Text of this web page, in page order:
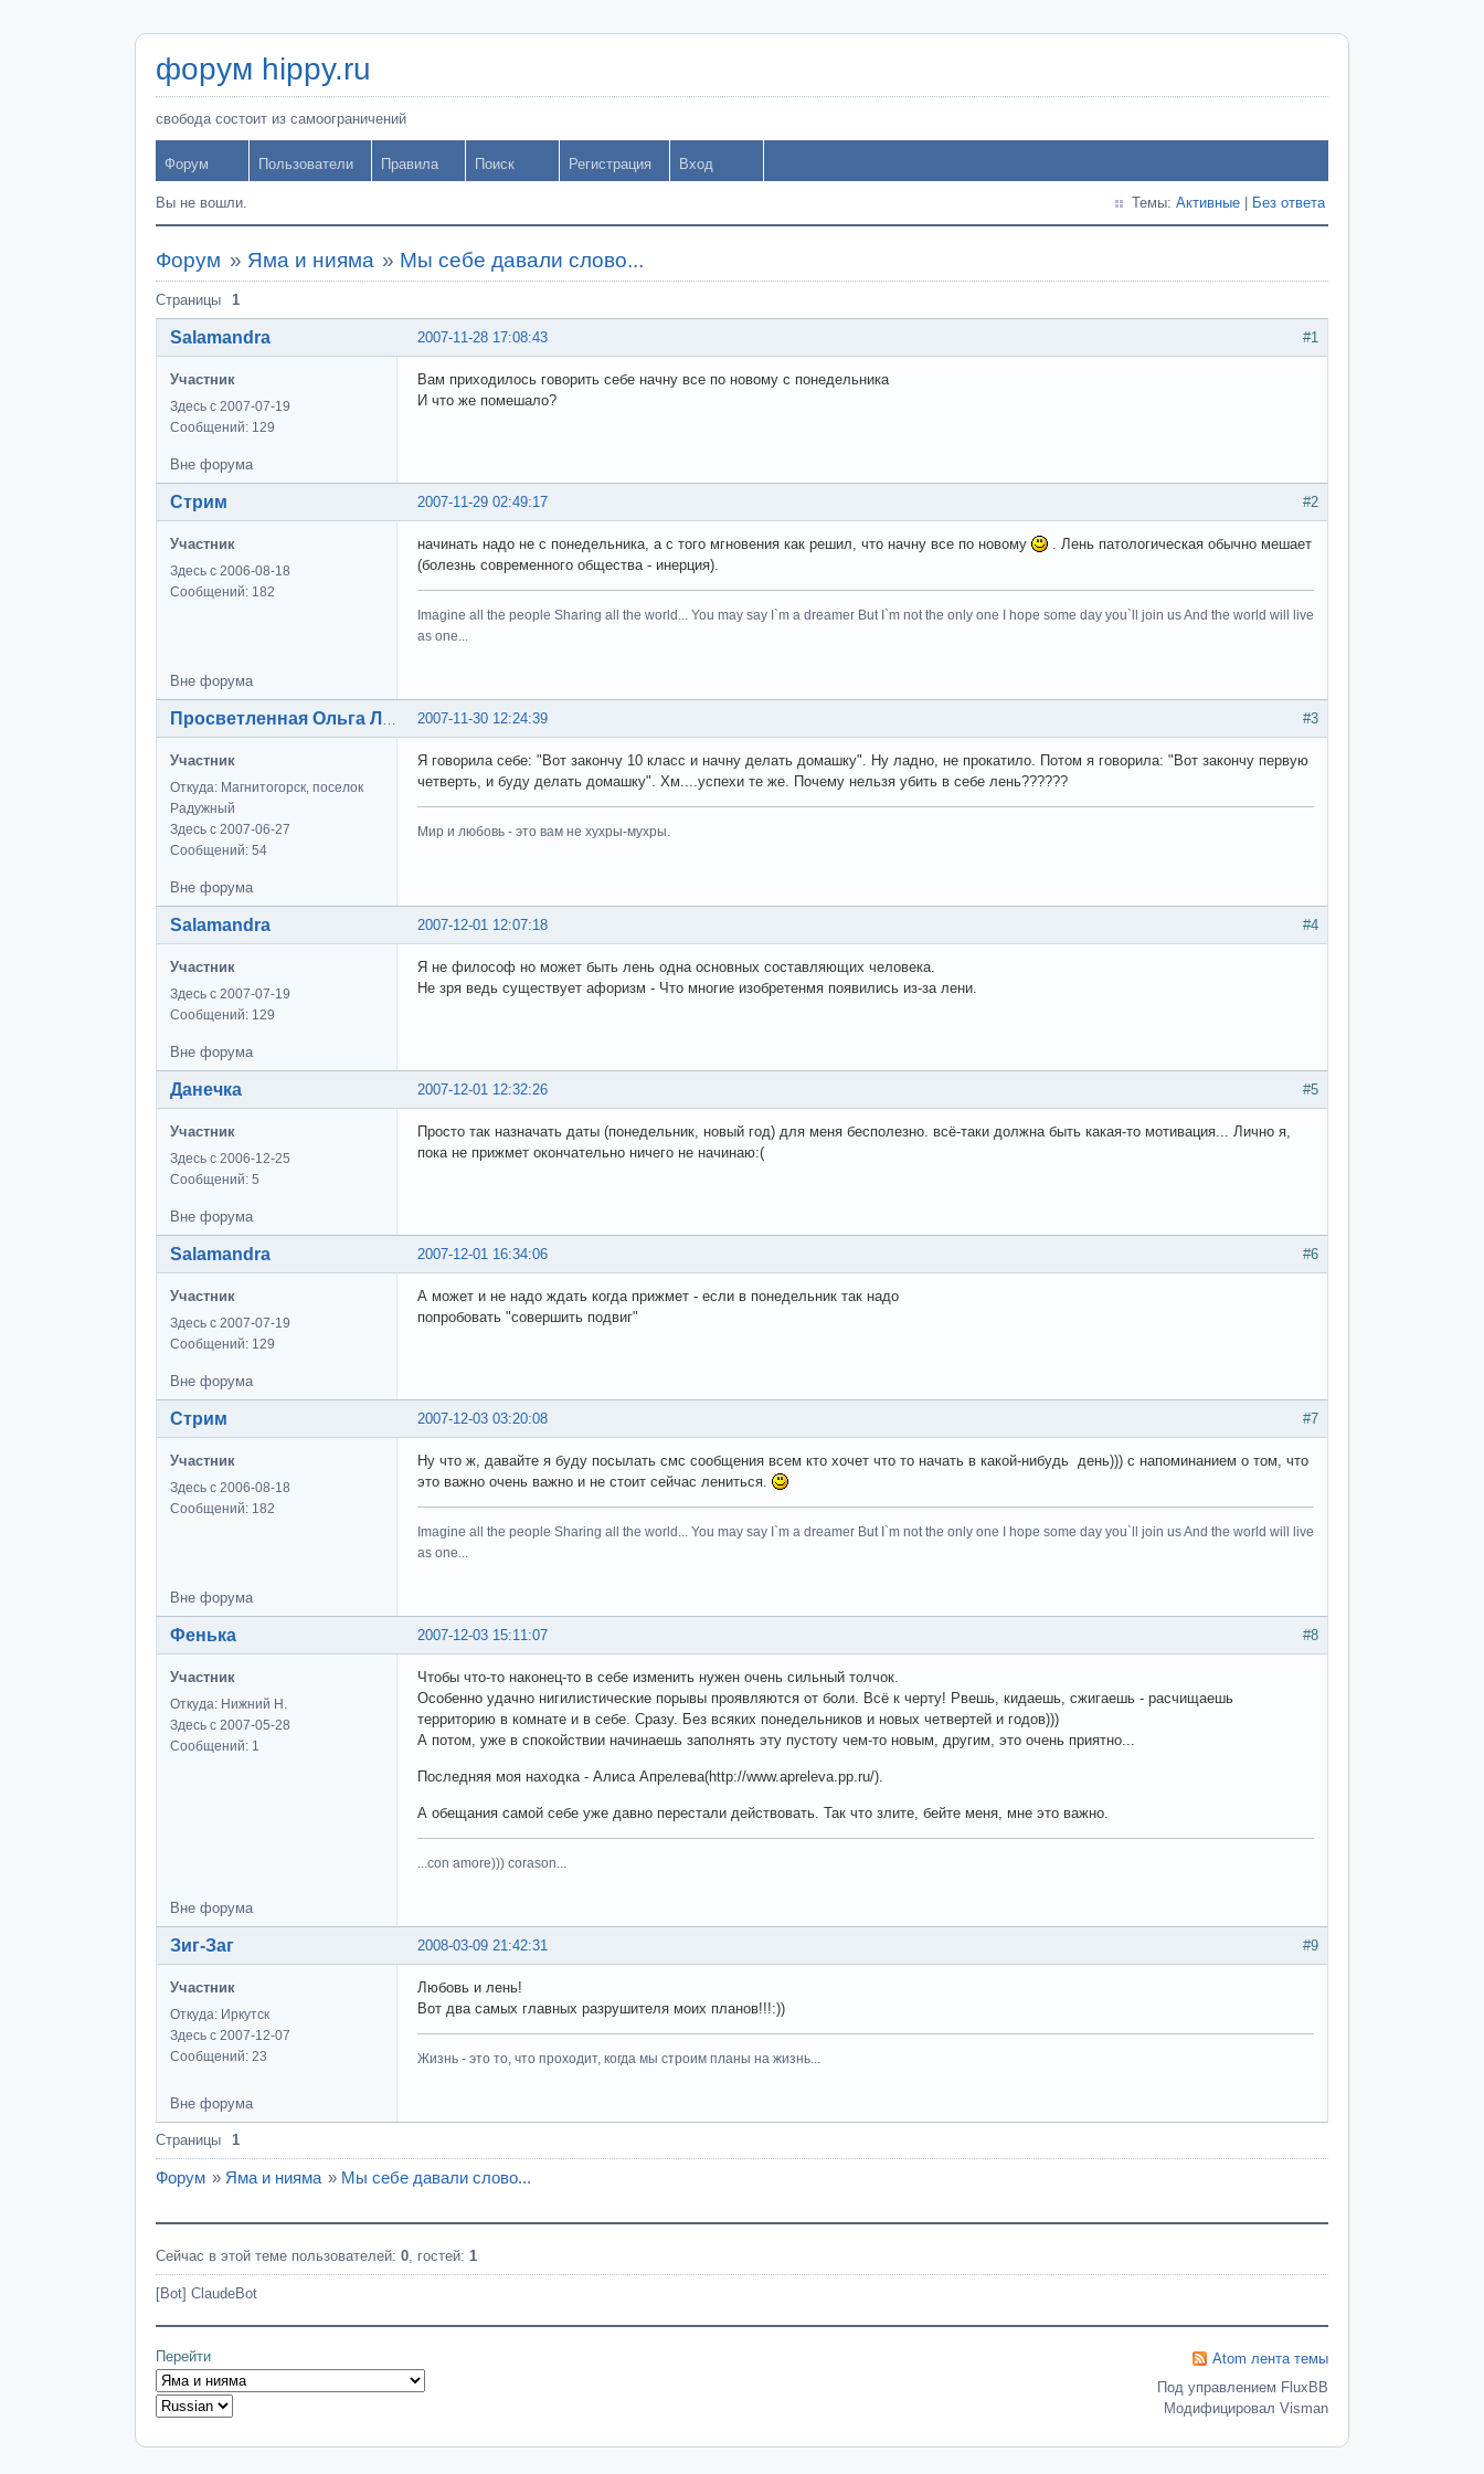
форум hippy.ru
свобода состоит из самоограничений
Форум Пользователи Правила Поиск Регистрация Вход
Вы не вошли. Темы: Активные Без ответа
Форум » Яма и нияма » Мы себе давали слово...
Страницы 1
#1
2007-11-28 17:08:43
Salamandra
Участник
Здесь с 2007-07-19
Сообщений: 129
Вам приходилось говорить себе начну все по новому с понедельника
И что же помешало?
Вне форума
#2
2007-11-29 02:49:17
Стрим
Участник
Здесь с 2006-08-18
Сообщений: 182
начинать надо не с понедельника, а с того мгновения как решил, что начну все по новому
. Лень патологическая обычно мешает
(болезнь современного общества - инерция).
Imagine all the people Sharing all the world... You may say I`m a dreamer But I`m not the only one I hope some day you`ll join us And the world will live
as one...
Вне форума
#3
2007-11-30 12:24:39
Участник
Откуда: Магнитогорск, поселок
Радужный
Здесь с 2007-06-27
Сообщений: 54
Я говорила себе: "Вот закончу 10 класс и начну делать домашку". Ну ладно, не прокатило. Потом я говорила: "Вот закончу первую
четверть, и буду делать домашку". Хм....успехи те же. Почему нельзя убить в себе лень??????
Мир и любовь - это вам не хухры-мухры.
Вне форума
#4
2007-12-01 12:07:18
Salamandra
Участник
Здесь с 2007-07-19
Сообщений: 129
Я не философ но может быть лень одна основных составляющих человека.
Не зря ведь существует афоризм - Что многие изобретенмя появились из-за лени.
Вне форума
#5
2007-12-01 12:32:26
Данечка
Участник
Здесь с 2006-12-25
Сообщений: 5
Просто так назначать даты (понедельник, новый год) для меня бесполезно. всё-таки должна быть какая-то мотивация... Лично я,
пока не прижмет окончательно ничего не начинаю:(
Вне форума
#6
2007-12-01 16:34:06
Salamandra
Участник
Здесь с 2007-07-19
Сообщений: 129
А может и не надо ждать когда прижмет - если в понедельник так надо
попробовать "совершить подвиг"
Вне форума
#7
2007-12-03 03:20:08
Стрим
Участник
Здесь с 2006-08-18
Сообщений: 182
Ну что ж, давайте я буду посылать смс сообщения всем кто хочет что то начать в какой-нибудь день))) с напоминанием о том, что
это важно очень важно и не стоит сейчас лениться.
Imagine all the people Sharing all the world... You may say I`m a dreamer But I`m not the only one I hope some day you`ll join us And the world will live
as one...
Вне форума
#8
2007-12-03 15:11:07
Фенька
Участник
Откуда: Нижний Н.
Здесь с 2007-05-28
Сообщений: 1
Чтобы что-то наконец-то в себе изменить нужен очень сильный толчок.
Особенно удачно нигилистические порывы проявляются от боли. Всё к черту! Рвешь, кидаешь, сжигаешь - расчищаешь
территорию в комнате и в себе. Сразу. Без всяких понедельников и новых четвертей и годов)))
А потом, уже в спокойствии начинаешь заполнять эту пустоту чем-то новым, другим, это очень приятно...
Последняя моя находка - Алиса Апрелева(http://www.apreleva.pp.ru/).
А обещания самой себе уже давно перестали действовать. Так что злите, бейте меня, мне это важно.
...con amore))) corason...
Вне форума
#9
2008-03-09 21:42:31
Зиг-Заг
Участник
Откуда: Иркутск
Здесь с 2007-12-07
Сообщений: 23
Любовь и лень!
Вот два самых главных разрушителя моих планов!!!:))
Жизнь - это то, что проходит, когда мы строим планы на жизнь...
Вне форума
Страницы 1
Форум » Яма и нияма » Мы себе давали слово...
Сейчас в этой теме пользователей: 0 , гостей: 1
[Bot] ClaudeBot
Перейти
Atom лента темы
Под управлением FluxBB
Модифицировал Visman